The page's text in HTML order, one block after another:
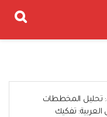
تحليل المخططات
العربية: تفكيك